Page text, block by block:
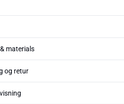
materials
og retur